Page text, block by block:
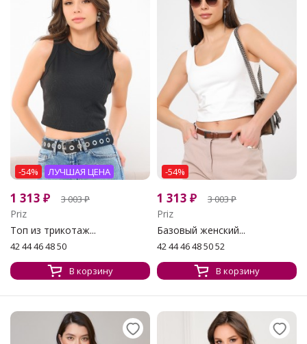
-54% ЛУЧШАЯ ЦЕНА
1 313 ₽ 3 003₽
Priz
Топ из трикотаж...
42 44 46 48 50
В корзину
-54%
1 313 ₽ 3 003₽
Priz
Базовый женский...
42 44 46 48 50 52
В корзину